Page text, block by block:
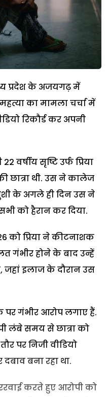
प्रदेश के अजयगढ़ में
का मामला चर्चा में
रिकौर्ड कर अपनी
वर्षीय सृष्टि उर्फ प्रिया
छात्रा थी. उस ने कालेज
के अगले ही दिन उस ने
को हैरान कर दिया.
को प्रिया ने कीटनाशक
गंभीर होने के बाद उन्हें
जहां इलाज के दौरान उस
गंभीर आरोप लगाए हैं.
लंबे समय से छात्रा को
पर निजी वीडियो
बना रहा था.
करते हुए आरोपी को